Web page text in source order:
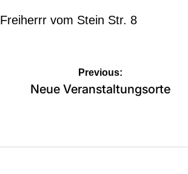
Freiherrr vom Stein Str. 8
Beitragsnavigation
Previous:
Neue Veranstaltungsorte